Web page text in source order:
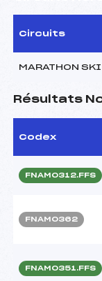
Circuits
MARATHON
Résultats
Codex
FNAM0312.FFS
FNAM0362
FNAM0351.FFS